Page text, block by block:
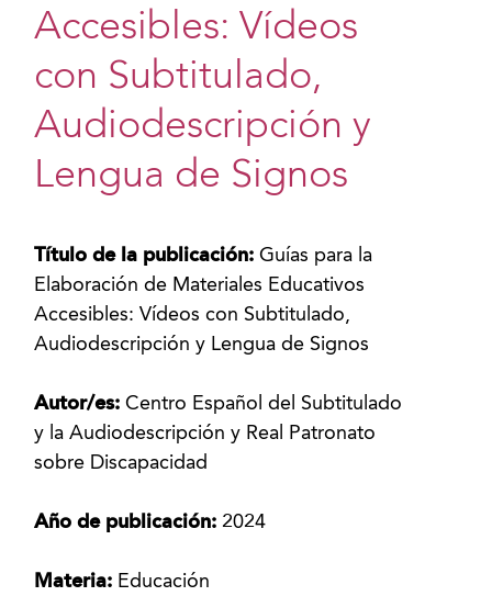
Accesibles: Vídeos
con Subtitulado,
Audiodescripción y
Lengua de Signos
Título de la publicación:Guías para la
Elaboración de Materiales Educativos
Accesibles: Vídeos con Subtitulado,
Audiodescripción y Lengua de Signos
Autor/es:Centro Español del Subtitulado
y la Audiodescripción y Real Patronato
sobre Discapacidad
Año de publicación: 2024
Materia: Educación